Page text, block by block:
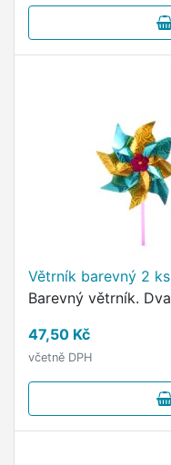
Větrník barevný 2
Barevný větrník.
47,50 Kč
včetně DPH